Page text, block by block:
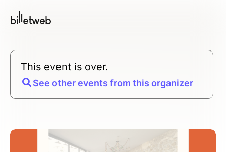
This event is over.
See other events from this organizer